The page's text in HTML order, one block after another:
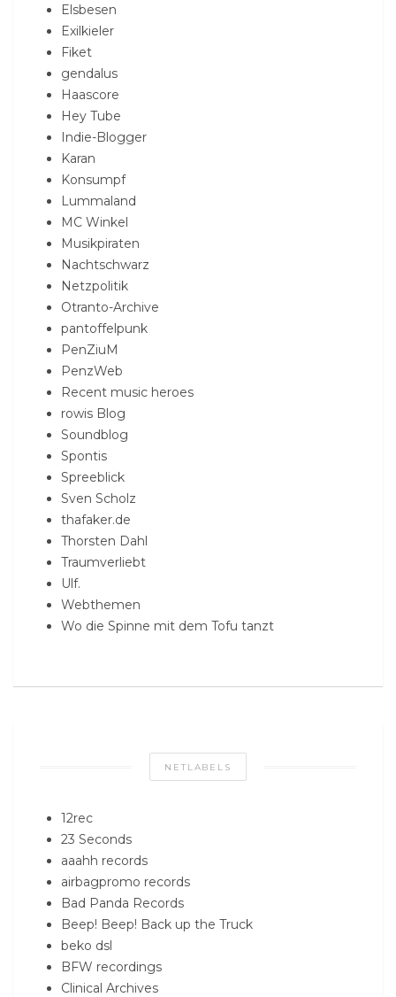
Elsbesen
Exilkieler
Fiket
gendalus
Haascore
Hey Tube
Indie-Blogger
Karan
Konsumpf
Lummaland
MC Winkel
Musikpiraten
Nachtschwarz
Netzpolitik
Otranto-Archive
pantoffelpunk
PenZiuM
PenzWeb
Recent music heroes
rowis Blog
Soundblog
Spontis
Spreeblick
Sven Scholz
thafaker.de
Thorsten Dahl
Traumverliebt
Ulf.
Webthemen
Wo die Spinne mit dem Tofu tanzt
NETLABELS
12rec
23 Seconds
aaahh records
airbagpromo records
Bad Panda Records
Beep! Beep! Back up the Truck
beko dsl
BFW recordings
Clinical Archives